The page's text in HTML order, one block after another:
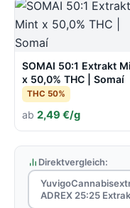
SOMAI 50:1 Extrakt
x 50,0% THC | Somaí
THC 50%
ab 2,49 €/g
Direktvergleich:
ADREX 25:25